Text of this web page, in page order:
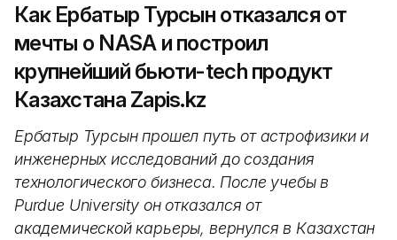
Как Ербатыр Турсын отказался от
мечты о NASA и построил
крупнейший бьюти-tech продукт
Казахстана Zapis.kz
Ербатыр Турсын прошел путь от астрофизики и
инженерных исследований до создания
технологического бизнеса. После учебы в
Purdue University он отказался от
академической карьеры, вернулся в Казахстан